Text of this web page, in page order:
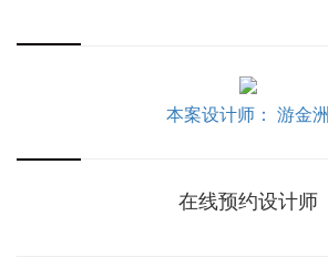
本案设计师： 游金洲
在线预约设计师